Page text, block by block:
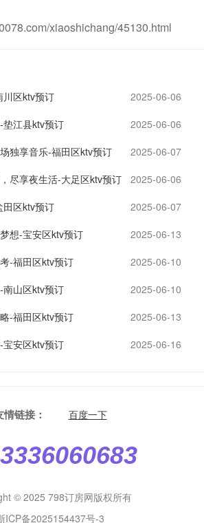
xiaoshichang/45130.html
川区ktv预订
2025-06-06
江县ktv预订
2025-06-06
独享音乐-福田区ktv预订
2025-06-07
尽享夜生活-大足区ktv预订
2025-06-06
田区ktv预订
2025-06-07
想-宝安区ktv预订
2025-06-13
-福田区ktv预订
2025-06-10
山区ktv预订
2025-06-10
-福田区ktv预订
2025-06-13
安区ktv预订
2025-06-16
情链接： 百度一下
© 2025 798订房网版权所有
ICP备2025154437号-3